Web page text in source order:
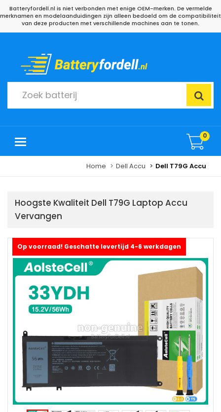
Batteryfordell.nl is niet verbonden met enige OEM-merken. De vermelde
merknamen en modelaanduidingen zijn alleen bedoeld om de compatibiliteit
van deze producten met verschillende machines aan te tonen.
0
Home Dell Accu Dell T79G Accu
Hoogste Kwaliteit Dell T79G Laptop Accu
Vervangen
Op voorraad! Geschatte levertijd 4-6 werkdagen